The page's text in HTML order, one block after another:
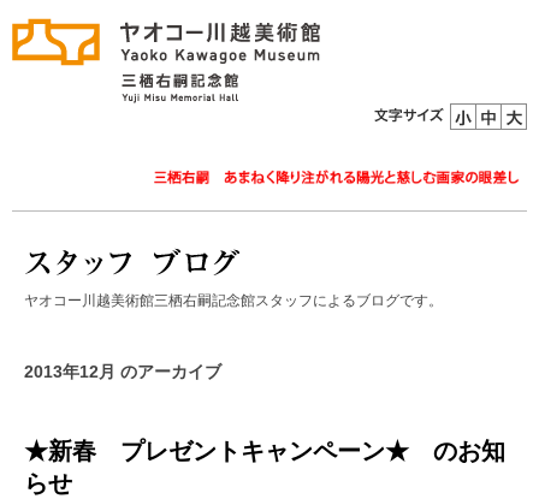
ヤオコー川越美術館三栖右嗣記念館スタッフによるブログです。
2013年12月 のアーカイブ
★新春 プレゼントキャンペーン★ のお知
らせ